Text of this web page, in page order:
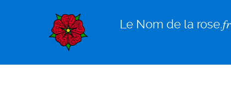
Le Nom de la rose.𝑓𝑟